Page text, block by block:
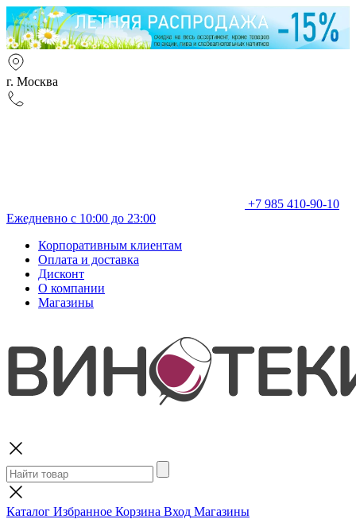
г. Москва
+7 985 410-90-10
Ежедневно с 10:00 до 23:00
Корпоративным клиентам
Оплата и доставка
Дисконт
О компании
Магазины
Каталог Избранное Корзина Вход Магазины